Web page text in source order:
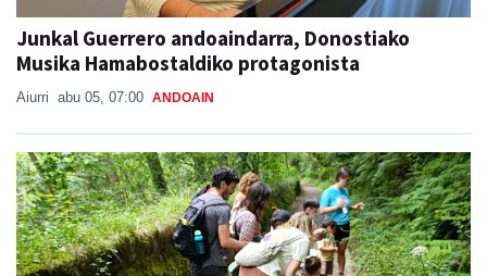
Junkal Guerrero andoaindarra, Donostiako
Musika Hamabostaldiko protagonista
Aiurri abu 05, 07:00 ANDOAIN